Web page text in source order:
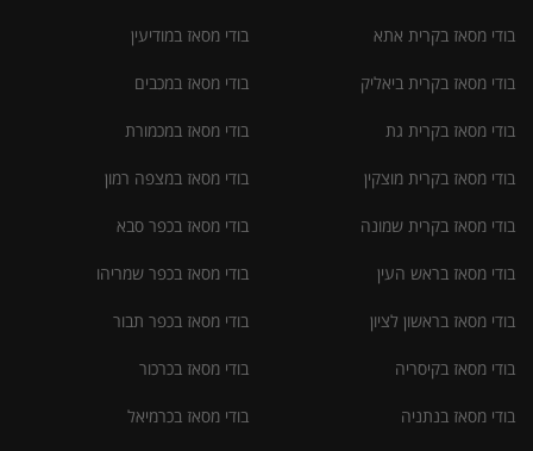
בודי מסאז בקרית אתא
בודי מסאז בקרית ביאליק
בודי מסאז בקרית גת
בודי מסאז בקרית מוצקין
בודי מסאז בקרית שמונה
בודי מסאז בראש העין
בודי מסאז בראשון לציון
בודי מסאז בקיסריה
בודי מסאז בנתניה
בודי מסאז במודיעין
בודי מסאז במכבים
בודי מסאז במכמורת
בודי מסאז במצפה רמון
בודי מסאז בכפר סבא
בודי מסאז בכפר שמריהו
בודי מסאז בכפר תבור
בודי מסאז בכרכור
בודי מסאז בכרמיאל